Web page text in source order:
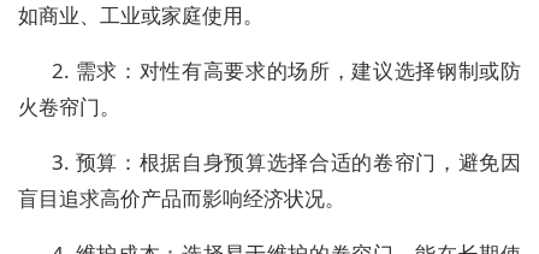
如商业、工业或家庭使用。
2. 需求：对性有高要求的场所，建议选择钢制或防
火卷帘门。
3. 预算：根据自身预算选择合适的卷帘门，避免因
盲目追求高价产品而影响经济状况。